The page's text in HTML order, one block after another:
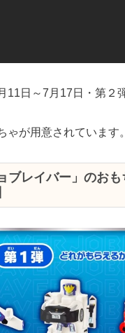
11日～7月17日・第２
ゃが用意されています。
ブレイバー」のお